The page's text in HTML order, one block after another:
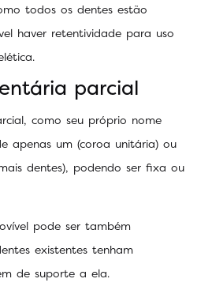
todos os dentes estão
haver retentividade para uso
parcial
como seu próprio nome
apenas um (coroa unitária) ou
dentes), podendo ser fixa ou
pode ser também
existentes tenham
de suporte a ela.